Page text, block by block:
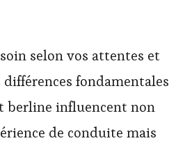
selon vos attentes et
différences fondamentales
berline influencent non
de conduite mais